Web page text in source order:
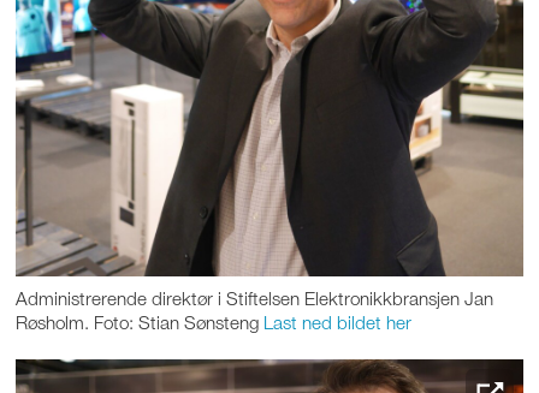
Administrerende direktør i Stiftelsen Elektronikkbransjen Jan
Røsholm. Foto: Stian Sønsteng Last ned bildet her